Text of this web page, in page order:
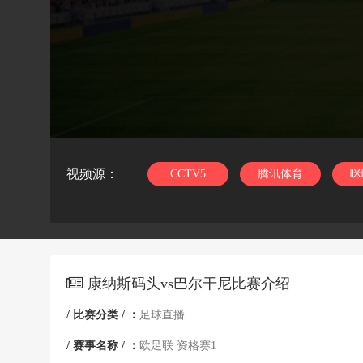
视频源： CCTV5 腾讯体育
康纳斯码头vs巴尔干尼比赛介绍
/ 比赛分类 / ： 足球直播
/ 赛事名称 / ： 欧足联 资格赛1